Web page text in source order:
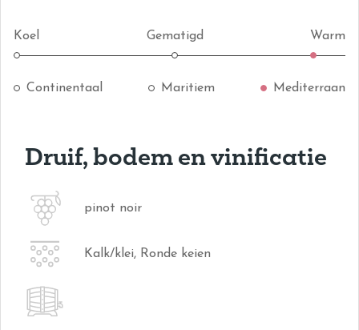
Koel Gematigd Warm
Continentaal Maritiem Mediterraan
Druif, bodem en vinificatie
pinot noir
Kalk/klei, Ronde keien